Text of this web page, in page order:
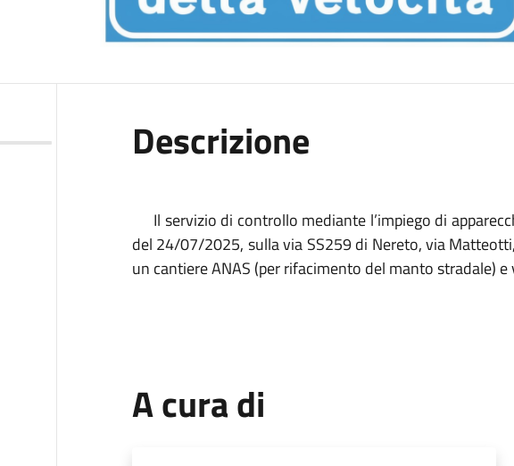
Descrizione
Il servizio di controllo mediante l’impiego di
del 24/07/2025, sulla via SS259 di Nereto,via
un cantiere ANAS (per rifacimento del manto stradale) e
A cura di